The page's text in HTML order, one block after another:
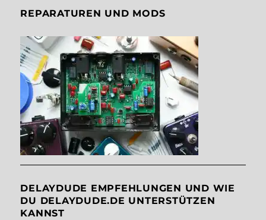
REPARATUREN UND MODS
DELAYDUDE EMPFEHLUNGEN UND WIE
DU DELAYDUDE.DE UNTERSTÜTZEN
KANNST